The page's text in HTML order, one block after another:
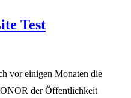
Test
vor einigen Monaten die
der Öffentlichkeit